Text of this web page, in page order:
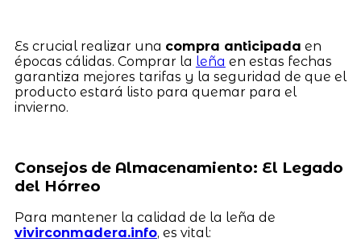
Es crucial realizar una compra anticipada en
épocas cálidas. Comprar la leña en estas fechas
garantiza mejores tarifas y la seguridad de que el
producto estará listo para quemar para el
invierno.
Consejos de Almacenamiento: El Legado
del Hórreo
Para mantener la calidad de la leña de
vivirconmadera.info, es vital: